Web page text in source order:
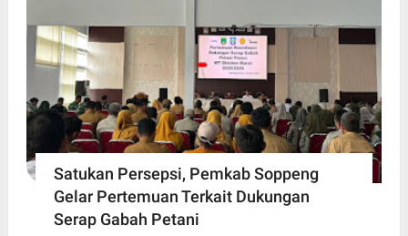
Satukan Persepsi, Pemkab Soppeng
Gelar Pertemuan Terkait Dukungan
Serap Gabah Petani